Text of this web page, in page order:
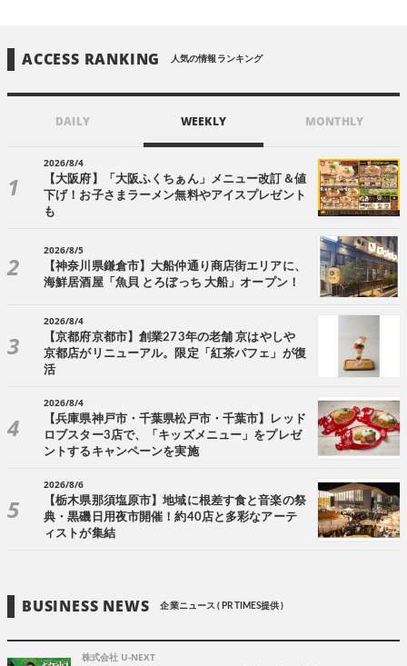
ACCESS RANKING 人気の情報ランキング
DAILY WEEKLY MONTHLY
2026/8/4
【大阪府】「大阪ふくちぁん」メニュー改訂＆値
下げ！お子さまラーメン無料やアイスプレゼント
も
2026/8/5
【神奈川県鎌倉市】大船仲通り商店街エリアに、
海鮮居酒屋「魚貝 とろぼっち 大船」オープン！
2026/8/4
【京都府京都市】創業273年の老舗 京はやしや
京都店がリニューアル。限定「紅茶パフェ」が復
活
2026/8/4
【兵庫県神戸市・千葉県松戸市・千葉市】レッド
ロブスター3店で、「キッズメニュー」をプレゼ
ントするキャンペーンを実施
2026/8/6
【栃木県那須塩原市】地域に根差す食と音楽の祭
典・黒磯日用夜市開催！約40店と多彩なアーテ
ィストが集結
BUSINESS NEWS 企業ニュース ( PR TIMES提供 )
株式会社 U-NEXT